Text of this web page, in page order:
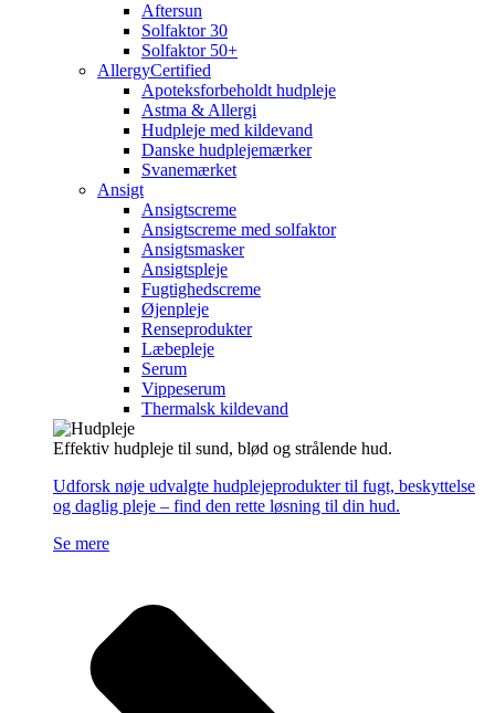
Aftersun
Solfaktor 30
Solfaktor 50+
AllergyCertified
Apoteksforbeholdt hudpleje
Astma & Allergi
Hudpleje med kildevand
Danske hudplejemærker
Svanemærket
Ansigt
Ansigtscreme
Ansigtscreme med solfaktor
Ansigtsmasker
Ansigtspleje
Fugtighedscreme
Øjenpleje
Renseprodukter
Læbepleje
Serum
Vippeserum
Thermalsk kildevand
Effektiv hudpleje til sund, blød og strålende hud.
Udforsk nøje udvalgte hudplejeprodukter til fugt, beskyttelse
og daglig pleje – find den rette løsning til din hud.
Se mere